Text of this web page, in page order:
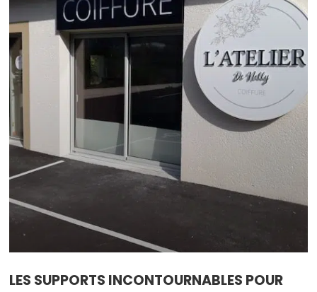
LES SUPPORTS INCONTOURNABLES POUR